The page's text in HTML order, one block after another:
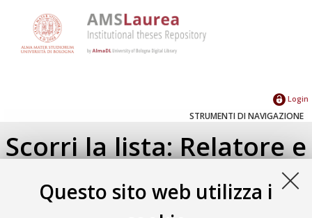
Questo sito web utilizza i
Login
STRUMENTI DI NAVIGAZIONE
Scorri la lista: Relatore e
Correlatore